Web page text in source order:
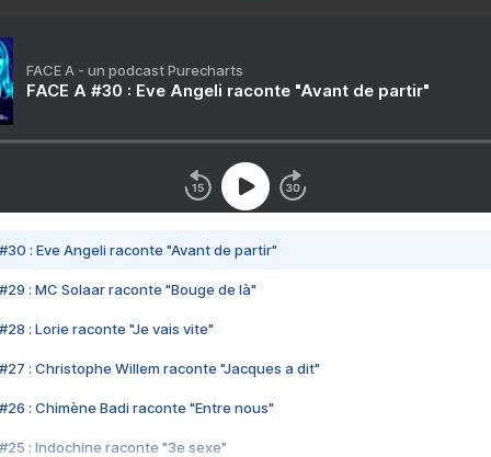
FACE A - un podcast Purecharts
FACE A #30 : Eve Angeli raconte "Avant de partir"
#30 : Eve Angeli raconte "Avant de partir"
#29 : MC Solaar raconte "Bouge de là"
#28 : Lorie raconte "Je vais vite"
#27 : Christophe Willem raconte "Jacques a dit"
#26 : Chimène Badi raconte "Entre nous"
#25 : Indochine raconte "3e sexe"